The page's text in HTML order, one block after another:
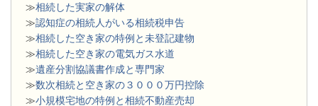
≫相続した実家の解体
≫認知症の相続人がいる相続税申告
≫相続した空き家の特例と未登記建物
≫相続した空き家の電気ガス水道
≫遺産分割協議書作成と専門家
≫数次相続と空き家の３０００万円控除
≫小規模宅地の特例と相続不動産売却